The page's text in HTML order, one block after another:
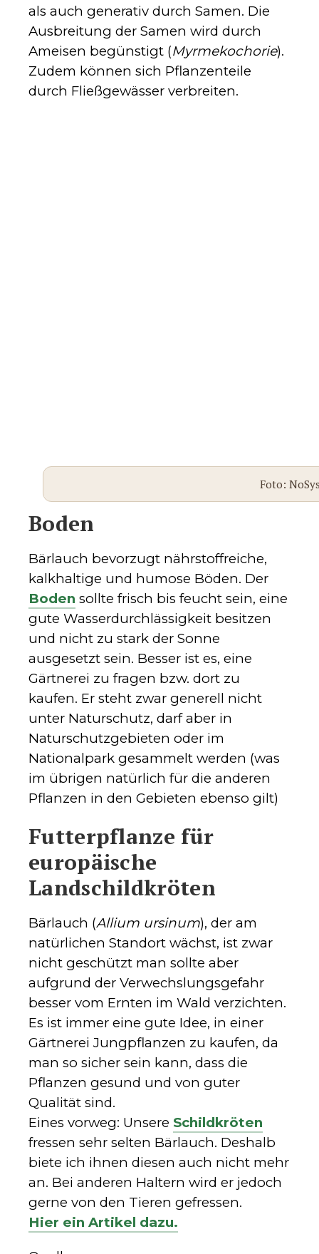
als auch generativ durch Samen. Die
Ausbreitung der Samen wird durch
Ameisen begünstigt (Myrmekochorie).
Zudem können sich Pflanzenteile
durch Fließgewässer verbreiten.
Foto:
Boden
Bärlauch bevorzugt nährstoffreiche,
kalkhaltige und humose Böden. Der
Boden sollte frisch bis feucht sein, eine
gute Wasserdurchlässigkeit besitzen
und nicht zu stark der Sonne
ausgesetzt sein. Besser ist es, eine
Gärtnerei zu fragen bzw. dort zu
kaufen. Er steht zwar generell nicht
unter Naturschutz, darf aber in
Naturschutzgebieten oder im
Nationalpark gesammelt werden (was
im übrigen natürlich für die anderen
Pflanzen in den Gebieten ebenso gilt)
Futterpflanze für
europäische
Landschildkröten
Bärlauch (Allium ursinum), der am
natürlichen Standort wächst, ist zwar
nicht geschützt man sollte aber
aufgrund der Verwechslungsgefahr
besser vom Ernten im Wald verzichten.
Es ist immer eine gute Idee, in einer
Gärtnerei Jungpflanzen zu kaufen, da
man so sicher sein kann, dass die
Pflanzen gesund und von guter
Qualität sind.
Eines vorweg: Unsere Schildkröten
fressen sehr selten Bärlauch. Deshalb
biete ich ihnen diesen auch nicht mehr
an. Bei anderen Haltern wird er jedoch
gerne von den Tieren gefressen.
Hier ein Artikel dazu.